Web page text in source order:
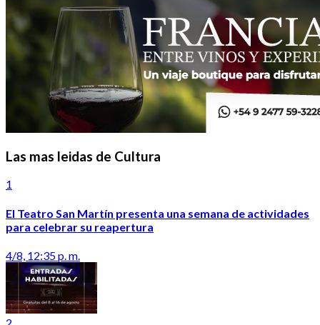
Las mas leidas de Cultura
1
El Teatro San Martín presenta una semana de actividades
para celebrar su reapertura
4/8, 12:35 p. m.